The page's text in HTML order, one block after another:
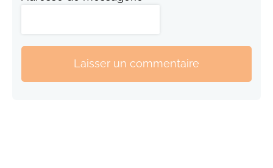
Laisser un commentaire